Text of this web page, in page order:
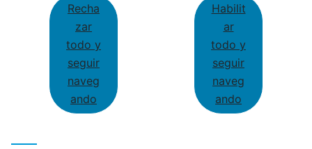
Recha
zar
todo y
seguir
naveg
ando
Habilit
ar
todo y
seguir
naveg
ando